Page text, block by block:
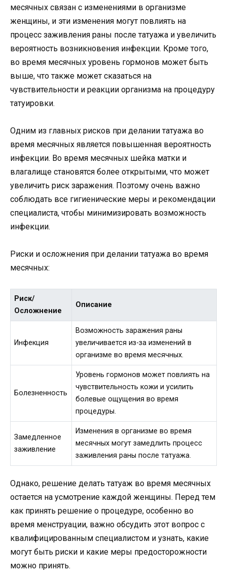
месячных связан с изменениями в организме
женщины, и эти изменения могут повлиять на
процесс заживления раны после татуажа и увеличить
вероятность возникновения инфекции. Кроме того,
во время месячных уровень гормонов может быть
выше, что также может сказаться на
чувствительности и реакции организма на процедуру
татуировки.
Одним из главных рисков при делании татуажа во
время месячных является повышенная вероятность
инфекции. Во время месячных шейка матки и
влагалище становятся более открытыми, что может
увеличить риск заражения. Поэтому очень важно
соблюдать все гигиенические меры и рекомендации
специалиста, чтобы минимизировать возможность
инфекции.
Риски и осложнения при делании татуажа во время
месячных:
Риск/
Осложнение
Описание
Инфекция
Возможность заражения раны
увеличивается из-за изменений в
организме во время месячных.
Болезненность
Уровень гормонов может повлиять на
чувствительность кожи и усилить
болевые ощущения во время
процедуры.
Замедленное
заживление
Изменения в организме во время
месячных могут замедлить процесс
заживления раны после татуажа.
Однако, решение делать татуаж во время месячных
остается на усмотрение каждой женщины. Перед тем
как принять решение о процедуре, особенно во
время менструации, важно обсудить этот вопрос с
квалифицированным специалистом и узнать, какие
могут быть риски и какие меры предосторожности
можно принять.